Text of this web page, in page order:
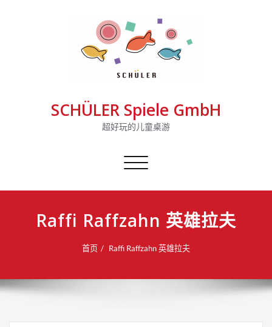
SCHÜLER Spiele GmbH
超好玩的儿童桌游
切
导
Raffi Raffzahn 英雄拉夫
首页 Raffi Raffzahn 英雄拉夫